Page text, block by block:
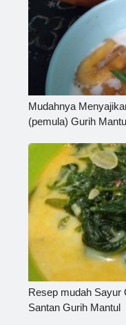
Mudahnya
(pemula) Gurih
Resep mudah Sayur
Santan Gurih Mantul